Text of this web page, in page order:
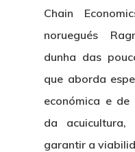
Chain
noruegués
dunha das
que aborda
económica e
da
garantir a